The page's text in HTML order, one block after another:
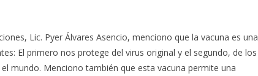
Lic. Pyer Álvares Asencio, menciono que la vacuna es una
El primero nos protege del virus original y el segundo, de los
mundo. Menciono también que esta vacuna permite una